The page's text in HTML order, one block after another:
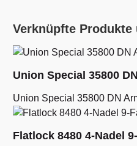
Verknüpfte Produkte
Union Special 35800
Union Special 35800 DN
Flatlock 8480 4-Nadel